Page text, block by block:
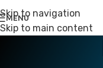
Skip to navigation
Skip to main content
MENU